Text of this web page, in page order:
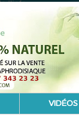
VIDÉOS